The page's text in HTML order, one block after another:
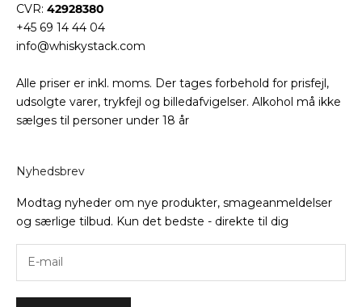
CVR: 42928380
+45 69 14 44 04
info@whiskystack.com
Alle priser er inkl. moms. Der tages forbehold for prisfejl,
udsolgte varer, trykfejl og billedafvigelser. Alkohol må ikke
sælges til personer under 18 år
Nyhedsbrev
Modtag nyheder om nye produkter, smageanmeldelser
og særlige tilbud. Kun det bedste - direkte til dig